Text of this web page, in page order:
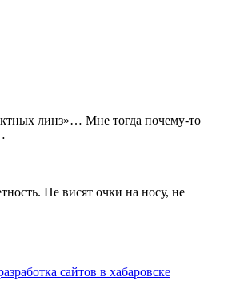
линз»… Мне тогда почему-то
Не висят очки на носу, не